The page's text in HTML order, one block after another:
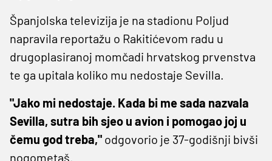
Španjolska televizija je na stadionu Poljud
napravila reportažu o Rakitićevom radu u
drugoplasiranoj momčadi hrvatskog prvenstva
te ga upitala koliko mu nedostaje Sevilla.
"Jako mi nedostaje. Kada bi me sada nazvala
Sevilla, sutra bih sjeo u avion i pomogao joj u
čemu god treba," odgovorio je 37-godišnji bivši
nogometaš.